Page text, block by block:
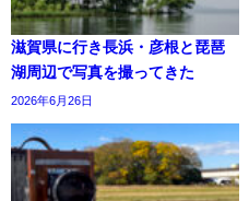
滋賀県に行き長浜・彦根と琵琶
湖周辺で写真を撮ってきた
2026年6月26日